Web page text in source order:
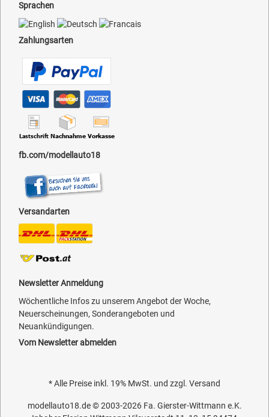
Sprachen
Zahlungsarten
fb.com/modellauto18
Versandarten
Newsletter Anmeldung
Wöchentliche Infos zu unserem Angebot der Woche,
Neuerscheinungen, Sonderangeboten und
Neuankündigungen.
Vom Newsletter abmelden
* Alle Preise inkl. 19% MwSt. und zzgl. Versand
modellauto18.de© 2003-2026 Fa. Gierster-Wittmann e.K.